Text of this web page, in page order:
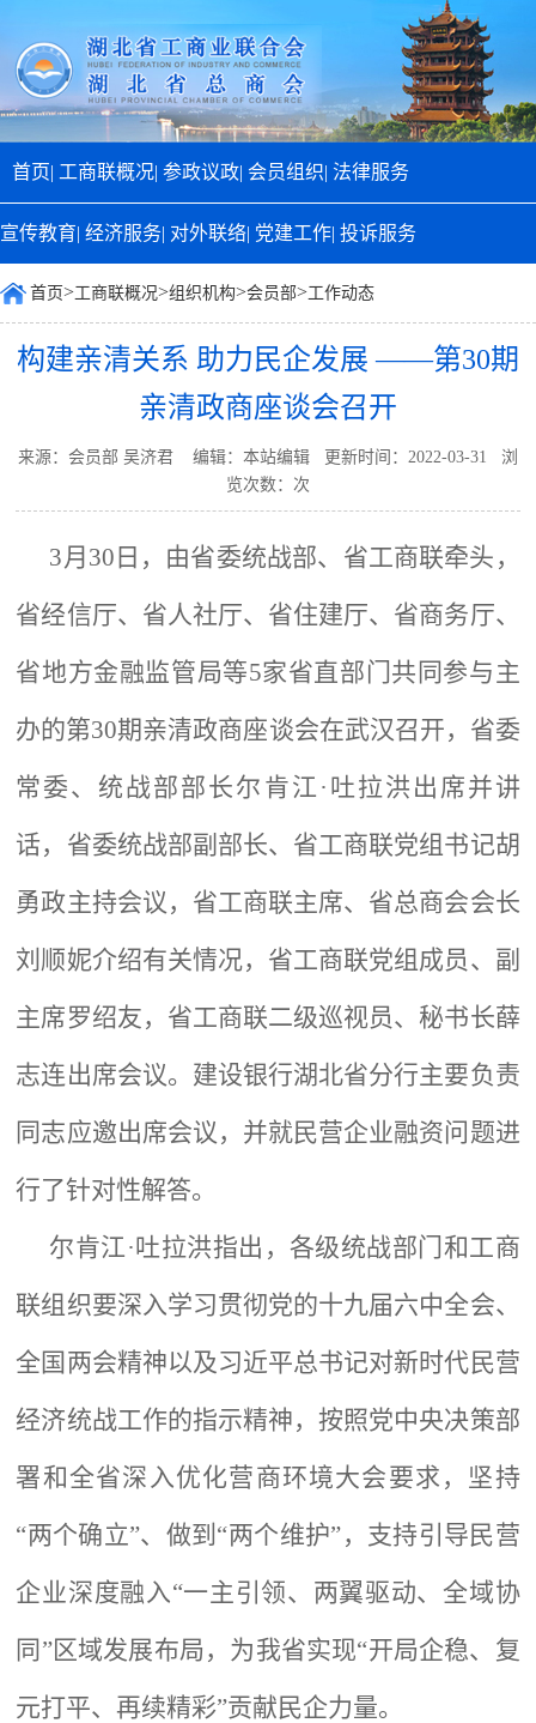
首页| 工商联概况| 参政议政| 会员组织| 法律服务
宣传教育| 经济服务| 对外联络| 党建工作| 投诉服务
首页>工商联概况>组织机构>会员部>工作动态
构建亲清关系 助力民企发展 ——第30期
亲清政商座谈会召开
来源：会员部 吴济君 编辑：本站编辑 更新时间：2022-03-31 浏
览次数： 次
3月30日，由省委统战部、省工商联牵头，
省经信厅、省人社厅、省住建厅、省商务厅、
省地方金融监管局等5家省直部门共同参与主
办的第30期亲清政商座谈会在武汉召开，省委
常委、统战部部长尔肯江·吐拉洪出席并讲
话，省委统战部副部长、省工商联党组书记胡
勇政主持会议，省工商联主席、省总商会会长
刘顺妮介绍有关情况，省工商联党组成员、副
主席罗绍友，省工商联二级巡视员、秘书长薛
志连出席会议。建设银行湖北省分行主要负责
同志应邀出席会议，并就民营企业融资问题进
行了针对性解答。
尔肯江·吐拉洪指出，各级统战部门和工商
联组织要深入学习贯彻党的十九届六中全会、
全国两会精神以及习近平总书记对新时代民营
经济统战工作的指示精神，按照党中央决策部
署和全省深入优化营商环境大会要求，坚持
“两个确立”、做到“两个维护”，支持引导民营
企业深度融入“一主引领、两翼驱动、全域协
同”区域发展布局，为我省实现“开局企稳、复
元打平、再续精彩”贡献民企力量。